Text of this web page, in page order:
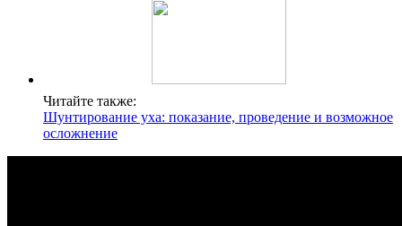
Читайте также:
Шунтирование уха: показание, проведение и возможное
осложнение